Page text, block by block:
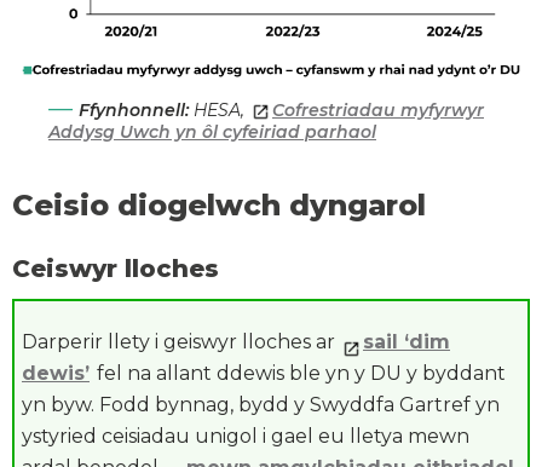
Ffynhonnell: HESA,
Cofrestriadau myfyrwyr
Addysg Uwch yn ôl cyfeiriad parhaol
Ceisio diogelwch dyngarol
Ceiswyr lloches
Darperir llety i geiswyr lloches ar
sail ‘dim
dewis’ fel na allant ddewis ble yn y DU y byddant
yn byw. Fodd bynnag, bydd y Swyddfa Gartref yn
ystyried ceisiadau unigol i gael eu lletya mewn